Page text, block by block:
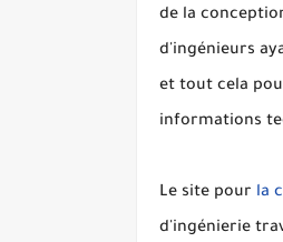
de la
d'ingénieurs
et tout cela
informations
Le site pour la
d'ingénierie